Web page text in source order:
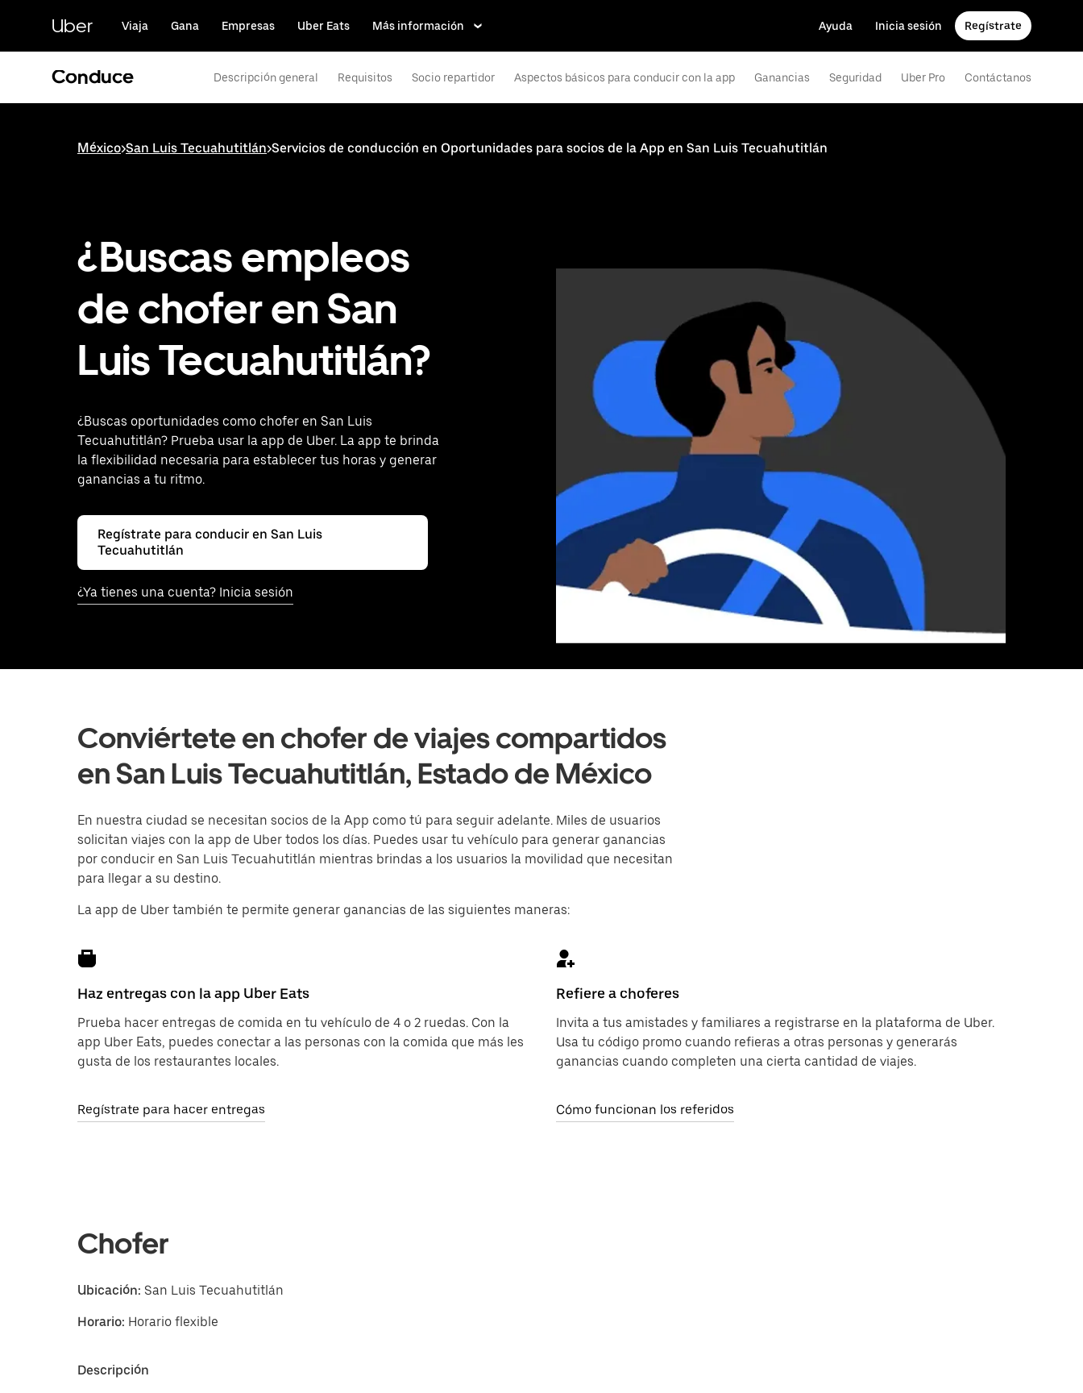
contenido
principal
Uber Viaja Gana Empresas Uber Eats Más información Ayuda Inicia sesión Regístrate
Conduce Descripción general Requisitos Socio repartidor Aspectos básicos para conducir con la app Ganancias Seguridad Uber Pro Contáctanos
México>San Luis Tecuahutitlán>Servicios de conducción en Oportunidades para socios de la App en San Luis Tecuahutitlán
¿Buscas empleos
de chofer en San
Luis Tecuahutitlán?
¿Buscas oportunidades como chofer en San Luis
Tecuahutitlán? Prueba usar la app de Uber. La app te brinda
la flexibilidad necesaria para establecer tus horas y generar
ganancias a tu ritmo.
Regístrate para conducir en San Luis
Tecuahutitlán
¿Ya tienes una cuenta? Inicia sesión
Conviértete en chofer de viajes compartidos
en San Luis Tecuahutitlán, Estado de México
En nuestra ciudad se necesitan socios de la App como tú para seguir adelante. Miles de usuarios
solicitan viajes con la app de Uber todos los días. Puedes usar tu vehículo para generar ganancias
por conducir en San Luis Tecuahutitlán mientras brindas a los usuarios la movilidad que necesitan
para llegar a su destino.
La app de Uber también te permite generar ganancias de las siguientes maneras:
Haz entregas con la app Uber Eats
Prueba hacer entregas de comida en tu vehículo de 4 o 2 ruedas. Con la
app Uber Eats, puedes conectar a las personas con la comida que más les
gusta de los restaurantes locales.
Regístrate para hacer entregas
Refiere a choferes
Invita a tus amistades y familiares a registrarse en la plataforma de Uber.
Usa tu código promo cuando refieras a otras personas y generarás
ganancias cuando completen una cierta cantidad de viajes.
Cómo funcionan los referidos
Chofer
Ubicación: San Luis Tecuahutitlán
Horario: Horario flexible
Descripción